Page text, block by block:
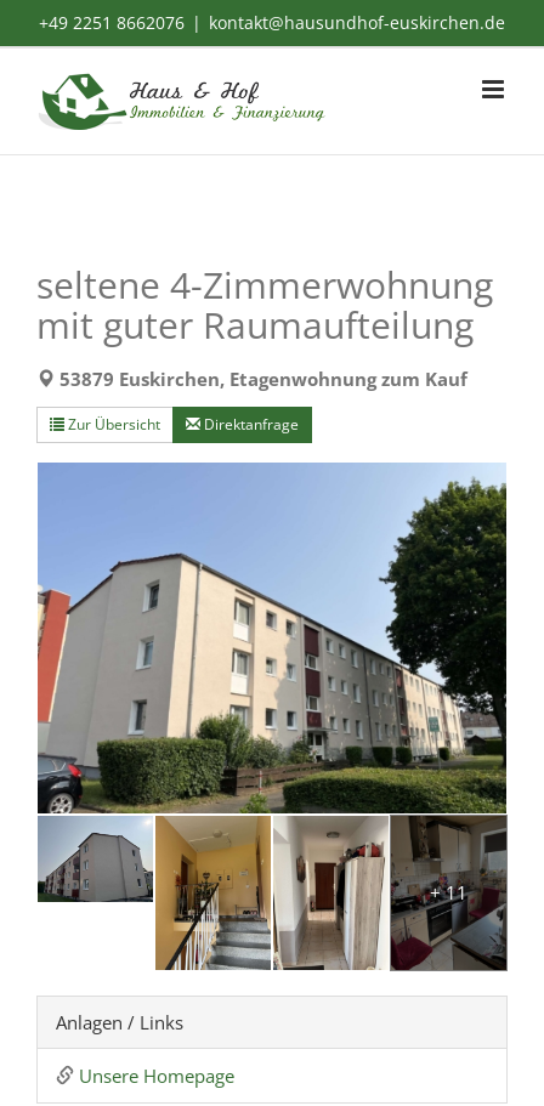
springen
+49 2251 8662076 | kontakt@hausundhof-euskirchen.de
seltene 4-Zimmerwohnung
mit guter Raumaufteilung
53879 Euskirchen, Etagenwohnung zum Kauf
Zur Übersicht Direktanfrage
+ 11
Anlagen / Links
Unsere Homepage